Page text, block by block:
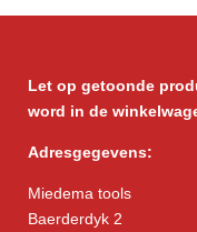
Let op getoonde
word in de
Adresgegevens:
Miedema tools
Baerderdyk 2